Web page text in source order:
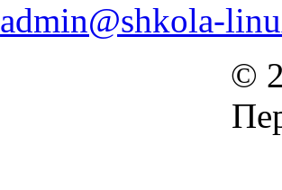
admin@shkola-
©